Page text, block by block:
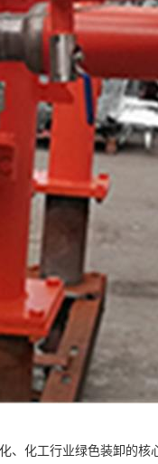
、化工行业绿色装卸的